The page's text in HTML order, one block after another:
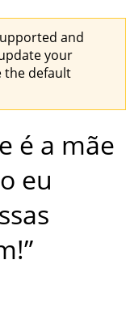
and
your
the default
é a mãe
eu